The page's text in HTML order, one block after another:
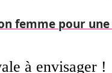
femme pour
à envisager !